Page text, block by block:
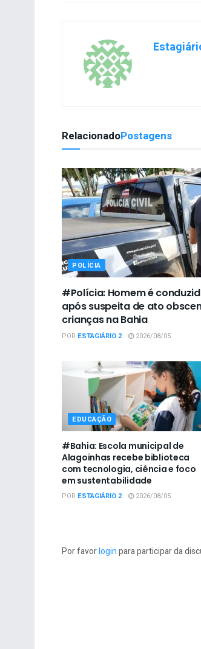
RelacionadoPostagens
POLÍCIA
#Polícia: Homem é
após suspeita de ato
crianças na Bahia
POR ESTAGIÁRIO 2 2026/08/05
EDUCAÇÃO
#Bahia: Escola municipal de
Alagoinhas recebe biblioteca
com tecnologia, ciência e foco
em sustentabilidade
POR ESTAGIÁRIO 2 2026/08/05
Por favorloginpara participar da